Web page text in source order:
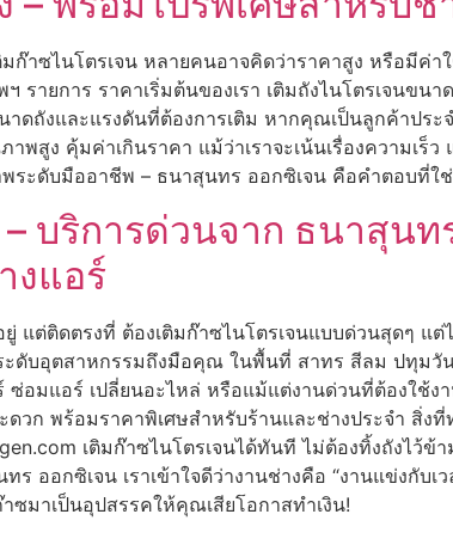
มก๊าซไนโตรเจน หลายคนอาจคิดว่าราคาสูง หรือมีค่
ายการ ราคาเริ่มต้นของเรา เติมถังไนโตรเจนขน
ถังและแรงดันที่ต้องการเติม หากคุณเป็นลูกค้าประจ
สูง คุ้มค่าเกินราคา แม้ว่าเราจะเน้นเรื่องความเร็
ระดับมืออาชีพ – ธนาสุนทร ออกซิเจน คือคำตอบที่
บริการด่วนจาก ธนาสุนท
งแอร์
แต่ติดตรงที่ ต้องเติมก๊าซไนโตรเจนแบบด่วนสุดๆ
ดับอุตสาหกรรมถึงมือคุณ ในพื้นที่ สาทร สีลม ปทุมวั
ซ่อมแอร์ เปลี่ยนอะไหล่ หรือแม้แต่งานด่วนที่ต้องใช้
วก พร้อมราคาพิเศษสำหรับร้านและช่างประจำ สิ่งที่
เติมก๊าซไนโตรเจนได้ทันที ไม่ต้องทิ้งถังไว้ข้
อกซิเจน เราเข้าใจดีว่างานช่างคือ “งานแข่งกับเ
ซมาเป็นอุปสรรคให้คุณเสียโอกาสทำเงิน!